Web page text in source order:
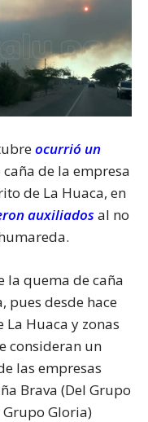
ocurrió un
de la empresa
de La Huaca, en
auxiliadosal no
la quema de caña
pues desde hace
Huaca y zonas
consideran un
las empresas
Brava (Del Grupo
Grupo Gloria)